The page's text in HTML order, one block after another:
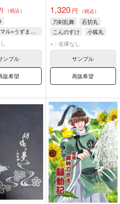
（税込）
奈良シカマル×うずまきナルト
ルト
ル
ンプル
販希望
1,320円 （税込）
刀剣乱舞
石切丸
こんのすけ
小狐丸
×：在庫なし
サンプル
再販希望